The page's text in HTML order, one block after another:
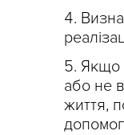
Якщо
або не
життя,